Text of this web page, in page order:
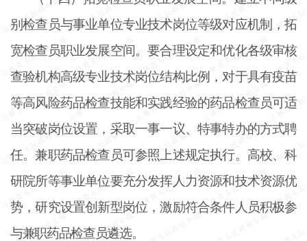
别检查员与事业单位专业技术岗位等级对应机制，拓
宽检查员职业发展空间。要合理设定和优化各级审核
查验机构高级专业技术岗位结构比例，对于具有疫苗
等高风险药品检查技能和实践经验的药品检查员可适
当突破岗位设置，采取一事一议、特事特办的方式聘
任。兼职药品检查员可参照上述规定执行。高校、科
研院所等事业单位要充分发挥人力资源和技术资源优
势，研究设置创新型岗位，激励符合条件人员积极参
与兼职药品检查员遴选。